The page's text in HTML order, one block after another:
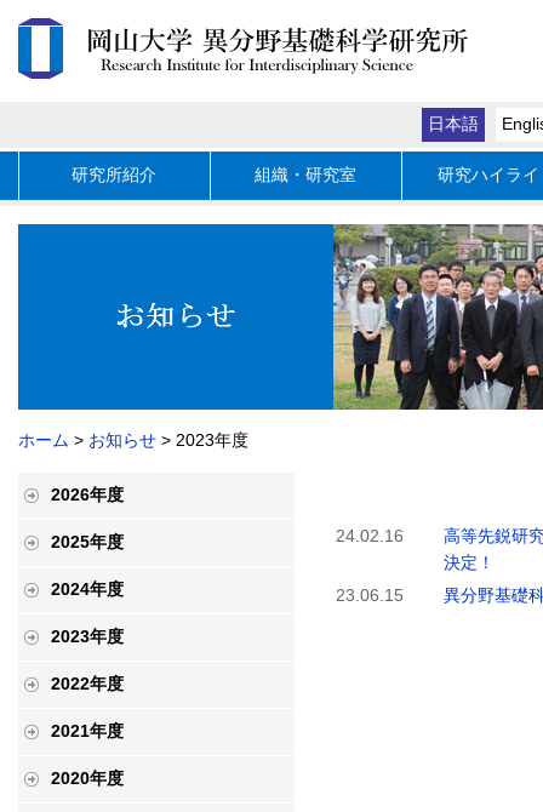
日本語
研究所紹介 組織・研究室 研究ハイライ
ホーム > お知らせ > 2023年度
24.02.16
高等先鋭研
決定！
23.06.15
異分野基礎
2026年度
2025年度
2024年度
2023年度
2022年度
2021年度
2020年度